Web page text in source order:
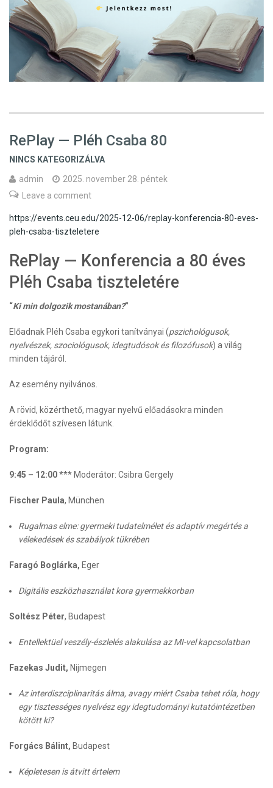
RePlay — Pléh Csaba 80
NINCS KATEGORIZÁLVA
admin
2025. november 28. péntek
Leave a comment
https://events.ceu.edu/2025-12-06/replay-konferencia-80-eves-
pleh-csaba-tiszteletere
RePlay — Konferencia a 80 éves
Pléh Csaba tiszteletére
“Ki min dolgozik mostanában?”
Előadnak Pléh Csaba egykori tanítványai (pszichológusok,
nyelvészek, szociológusok, idegtudósok és filozófusok) a világ
minden tájáról.
Az esemény nyilvános.
A rövid, közérthető, magyar nyelvű előadásokra minden
érdeklődőt szívesen látunk.
Program:
9:45 – 12:00*** Moderátor: Csibra Gergely
Fischer Paula, München
Rugalmas elme: gyermeki tudatelmélet és adaptív megértés a
vélekedések és szabályok tükrében
Faragó Boglárka, Eger
Digitális eszközhasználat kora gyermekkorban
Soltész Péter, Budapest
Entellektüel veszély-észlelés alakulása az MI-vel kapcsolatban
Fazekas Judit, Nijmegen
Az interdiszciplinaritás álma, avagy miért Csaba tehet róla, hogy
egy tisztességes nyelvész egy idegtudományi kutatóintézetben
kötött ki?
Forgács Bálint, Budapest
Képletesen is átvitt értelem